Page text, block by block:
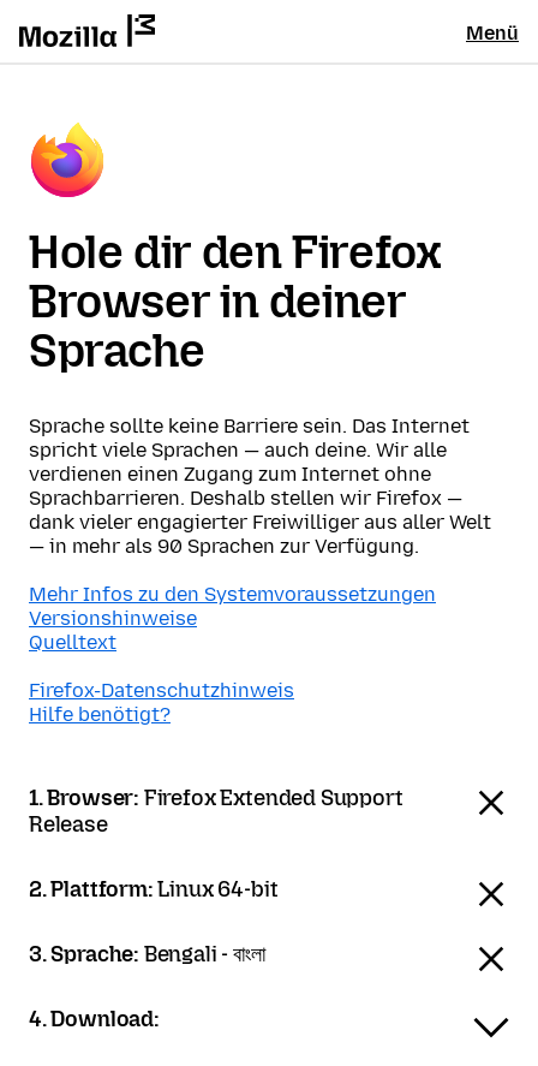
Menü
Hole dir den Firefox
Browser in deiner
Sprache
Sprache sollte keine Barriere sein. Das Internet
spricht viele Sprachen — auch deine. Wir alle
verdienen einen Zugang zum Internet ohne
Sprachbarrieren. Deshalb stellen wir Firefox —
dank vieler engagierter Freiwilliger aus aller Welt
— in mehr als 90 Sprachen zur Verfügung.
Mehr Infos zu den Systemvoraussetzungen
Versionshinweise
Quelltext
Firefox-Datenschutzhinweis
Hilfe benötigt?
1. Browser: Firefox Extended Support
Release
2. Plattform:Linux 64-bit
3. Sprache: Bengali - বাংলা
4. Download: